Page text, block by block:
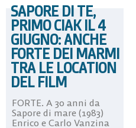
SAPORE DI TE,
PRIMO CIAK IL 4
GIUGNO: ANCHE
FORTE DEI MARMI
TRA LE LOCATION
DEL FILM
FORTE. A 30 anni da
Sapore di mare (1983)
Enrico e Carlo Vanzina